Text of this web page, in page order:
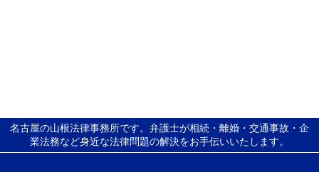
名古屋の山根法律事務所です。弁護士が相続・離婚・交通事故・企
業法務など身近な法律問題の解決をお手伝いいたします。